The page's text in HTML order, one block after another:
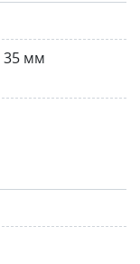
35 мм